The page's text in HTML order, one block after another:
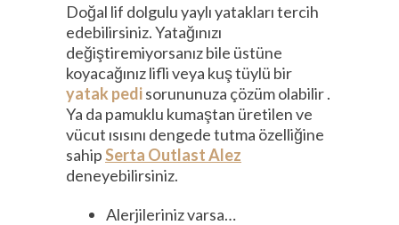
Doğal lif dolgulu yaylı yatakları tercih
edebilirsiniz. Yatağınızı
değiştiremiyorsanız bile üstüne
koyacağınız lifli veya kuş tüylü bir
yatak pedisorununuza çözüm olabilir .
Ya da pamuklu kumaştan üretilen ve
vücut ısısını dengede tutma özelliğine
sahipSerta Outlast Alez
deneyebilirsiniz.
Alerjileriniz varsa…